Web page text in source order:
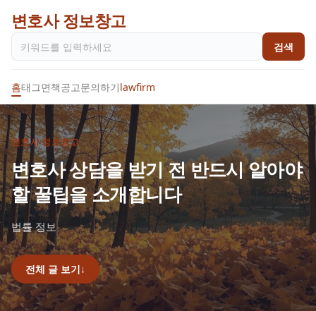
변호사 정보창고
검색
홈태그면책공고문의하기lawfirm
변호사 정보창고
변호사 상담을 받기 전 반드시 알아야
할 꿀팁을 소개합니다
법률 정보
전체 글 보기↓